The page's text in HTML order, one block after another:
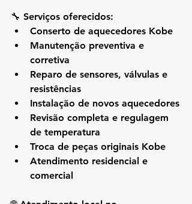
🔧 Serviços oferecidos:
Conserto de aquecedores Kobe
Manutenção preventiva e
corretiva
Reparo de sensores, válvulas e
resistências
Instalação de novos aquecedores
Revisão completa e regulagem
de temperatura
Troca de peças originais Kobe
Atendimento residencial e
comercial